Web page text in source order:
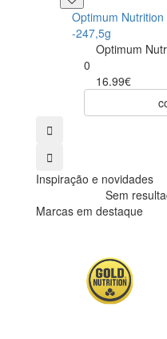
Optimum
-247,5g
Optimum
0
16.99€
Inspiração e novidades
Sem
Marcas em destaque